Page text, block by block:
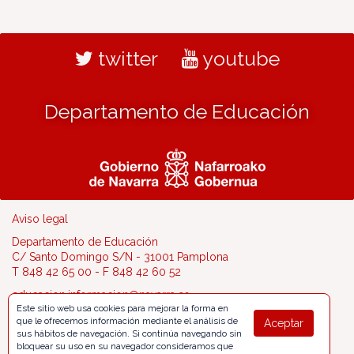
twitter youtube
Departamento de Educación
Aviso legal
Departamento de Educación
C/ Santo Domingo S/N - 31001 Pamplona
T 848 42 65 00 - F 848 42 60 52
educacion.informacion@navarra.es
Aceptar
Este sitio web usa cookies para mejorar la forma en
que le ofrecemos información mediante el análisis de
sus hábitos de navegación. Si continúa navegando sin
bloquear su uso en su navegador consideramos que